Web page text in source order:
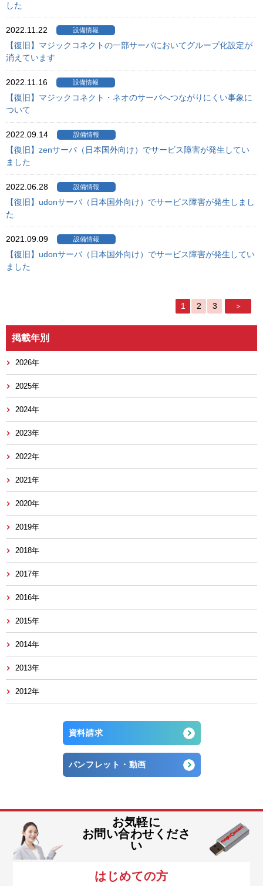
した
2022.11.22 設備情報
【復旧】マジックコネクトの一部サーバにおいてグループ化設定が
消えています
2022.11.16 設備情報
【復旧】マジックコネクト・ネオのサーバへつながりにくい事象に
ついて
2022.09.14 設備情報
【復旧】zenサーバ（日本国外向け）でサービス障害が発生してい
ました
2022.06.28 設備情報
【復旧】udonサーバ（日本国外向け）でサービス障害が発生しまし
た
2021.09.09 設備情報
【復旧】udonサーバ（日本国外向け）でサービス障害が発生してい
ました
1 2 3 ＞
掲載年別
2026年
2025年
2024年
2023年
2022年
2021年
2020年
2019年
2018年
2017年
2016年
2015年
2014年
2013年
2012年
資料請求
パンフレット・動画
お気軽に
お問い合わせくださ
い
はじめての方